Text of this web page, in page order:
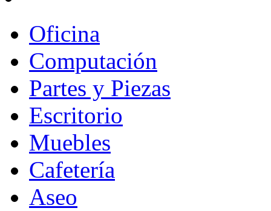
Oficina
Computación
Partes y Piezas
Escritorio
Muebles
Cafetería
Aseo